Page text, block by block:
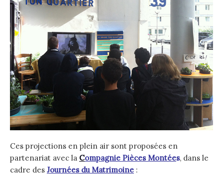
Ces projections en plein air sont proposées en
partenariat avec la Compagnie Pièces Montées, dans le
cadre des Journées du Matrimoine :